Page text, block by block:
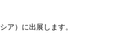
ア）に出展します。